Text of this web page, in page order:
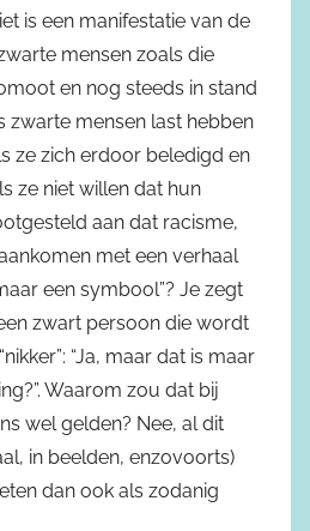
is een manifestatie van de
mensen zoals die
en nog steeds in stand
zwarte mensen last hebben
ze zich erdoor beledigd en
ze niet willen dat hun
aan dat racisme,
met een verhaal
een symbool”? Je zegt
zwart persoon die wordt
“Ja, maar dat is maar
Waarom zou dat bij
wel gelden? Nee, al dit
in beelden, enzovoorts)
dan ook als zodanig